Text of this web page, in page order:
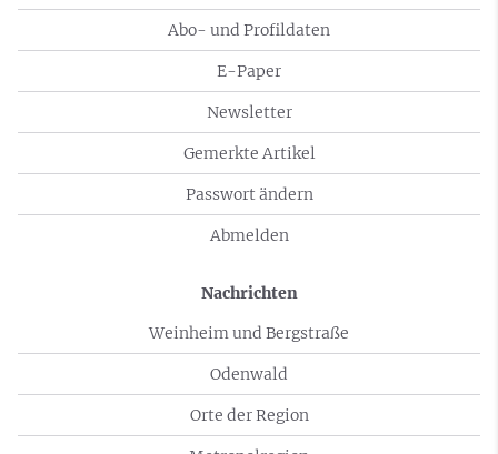
Abo- und Profildaten
E-Paper
Newsletter
Gemerkte Artikel
Passwort ändern
Abmelden
Nachrichten
Weinheim und Bergstraße
Odenwald
Orte der Region